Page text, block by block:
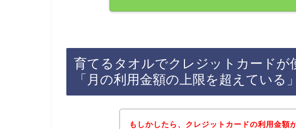
育てるタオルでクレジットカードが
「月の利用金額の上限を超えている」
もしかしたら、クレジットカードの利用金額